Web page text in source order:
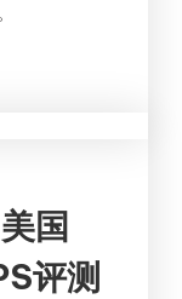
国
评测